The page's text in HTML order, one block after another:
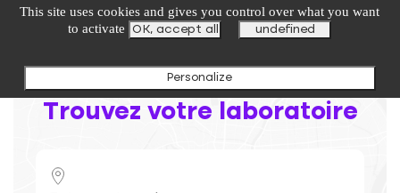
Trouvez votre laboratoire
undefined
This site uses cookies and gives you control over what you want
to activate
OK, accept all undefined
Personalize